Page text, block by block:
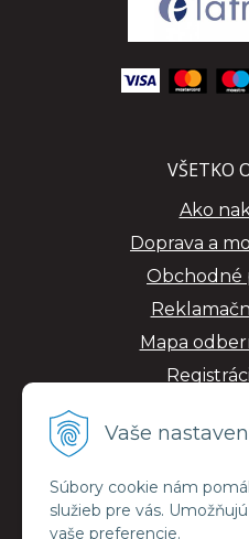
Vaše
Súbory cookie nám
služieb pre vás.
vaše preferencie.
VŠETKO
Ako
Doprava a
Obchodné
Mapa